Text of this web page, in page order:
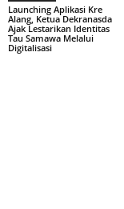
Launching Aplikasi Kre
Alang, Ketua Dekranasda
Ajak Lestarikan Identitas
Tau Samawa Melalui
Digitalisasi